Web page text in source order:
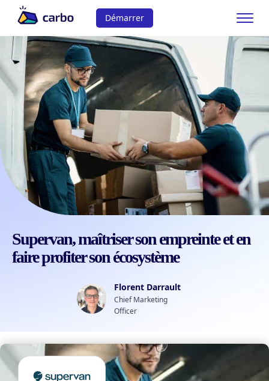
Démarrer
Supervan, maîtriser son empreinte et en
faire profiter son écosystème
Florent Darrault
Chief Marketing
Officer